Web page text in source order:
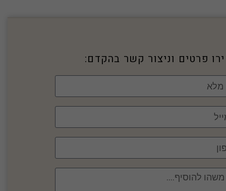
פרטים וניצור קשר בהקדם: